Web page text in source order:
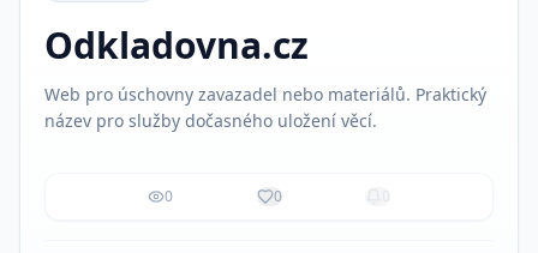
Odkladovna.cz
Web pro úschovny zavazadel nebo materiálů. Praktický
název pro služby dočasného uložení věcí.
0 0 0